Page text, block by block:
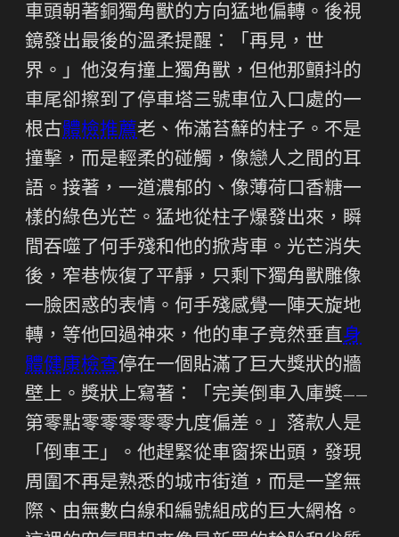
車頭朝著銅獨角獸的方向猛地偏轉。後視
鏡發出最後的溫柔提醒：「再見，世
界。」他沒有撞上獨角獸，但他那顫抖的
車尾卻擦到了停車塔三號車位入口處的一
根古體檢推薦老、佈滿苔蘚的柱子。不是
撞擊，而是輕柔的碰觸，像戀人之間的耳
語。接著，一道濃郁的、像薄荷口香糖一
樣的綠色光芒。猛地從柱子爆發出來，瞬
間吞噬了何手殘和他的掀背車。光芒消失
後，窄巷恢復了平靜，只剩下獨角獸雕像
一臉困惑的表情。何手殘感覺一陣天旋地
轉，等他回過神來，他的車子竟然垂直身
體健康檢查停在一個貼滿了巨大獎狀的牆
壁上。獎狀上寫著：「完美倒車入庫獎——
第零點零零零零零九度偏差。」落款人是
「倒車王」。他趕緊從車窗探出頭，發現
周圍不再是熟悉的城市街道，而是一望無
際、由無數白線和編號組成的巨大網格。